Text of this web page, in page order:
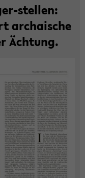
stellen:
ar­chai­sche
Äch­tung.